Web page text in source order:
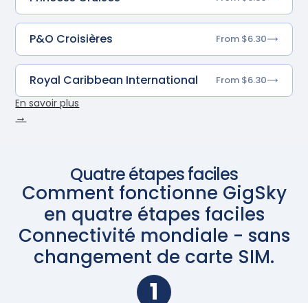
P&O Croisières From $6.30
Royal Caribbean International From $6.30
En savoir plus
→
Quatre étapes faciles
Comment fonctionne GigSky
en quatre étapes faciles
Connectivité mondiale - sans
changement de carte SIM.
1